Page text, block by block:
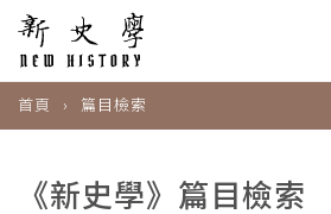
首頁 篇目檢索
《新史學》篇目檢索